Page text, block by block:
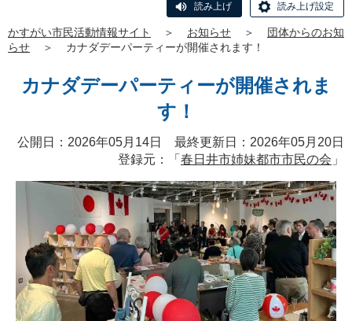
読み上げ 読み上げ設定
かすがい市民活動情報サイト ＞ お知らせ ＞
団体からのお知
らせ
＞ カナダデーパーティーが開催されます！
カナダデーパーティーが開催されま
す！
公開日：2026年05月14日 最終更新日：2026年05月20日
登録元：「 春日井市姉妹都市市民の会 」